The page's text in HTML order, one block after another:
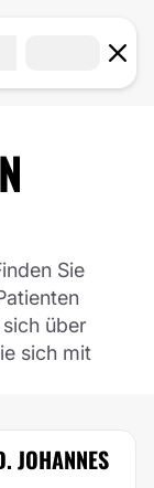
Sie
über
sich mit
JOHANNES